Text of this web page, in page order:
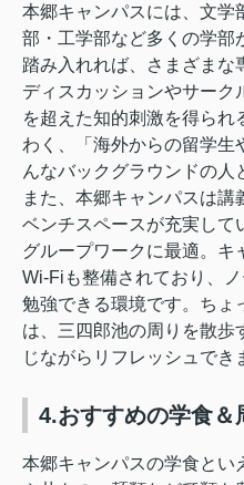
本郷キャンパスには、文学
部・工学部など多くの学部
踏み入れれば、さまざまな
ディスカッションやサーク
を超えた知的刺激を得られ
わく、「海外からの留学生
んなバックグラウンドの人
また、本郷キャンパスは
ベンチスペースが充実して
グループワークに最適。キ
Wi-Fiも整備されており、
勉強できる環境です。ちょ
は、三四郎池の周りを散歩
じながらリフレッシュでき
4.おすすめの学食＆
本郷キャンパスの学食とい